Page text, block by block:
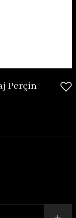
Perçin